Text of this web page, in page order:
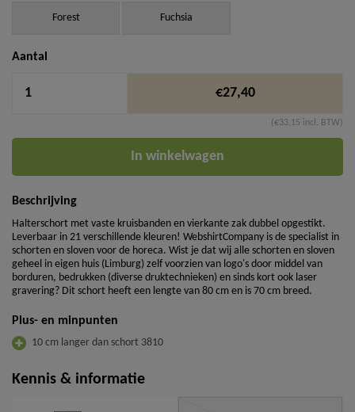
Forest Fuchsia
Aantal
€27,40
(€33,15 incl. BTW)
In winkelwagen
Beschrijving
Halterschort met vaste kruisbanden en vierkante zak dubbel opgestikt.
Leverbaar in 21 verschillende kleuren! WebshirtCompany is de specialist in
schorten en sloven voor de horeca. Wist je dat wij alle schorten en sloven
geheel in eigen huis (Limburg) zelf voorzien van logo's door middel van
borduren, bedrukken (diverse druktechnieken) en sinds kort ook laser
gravering? Dit schort heeft een lengte van 80 cm en is 70 cm breed.
Plus- en minpunten
10 cm langer dan schort 3810
Kennis & informatie